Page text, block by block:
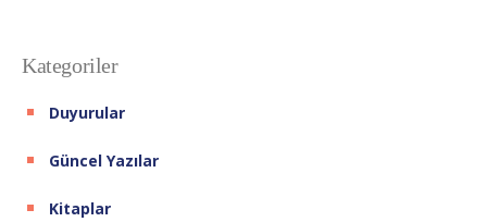
Kategoriler
Duyurular
Güncel Yazılar
Kitaplar